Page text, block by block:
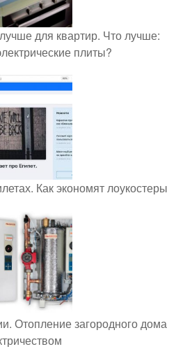
для квартир. Что лучше:
плиты?
Как экономят лоукостеры
Отопление загородного дома